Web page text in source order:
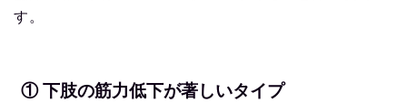
す。
① 下肢の筋力低下が著しいタイプ